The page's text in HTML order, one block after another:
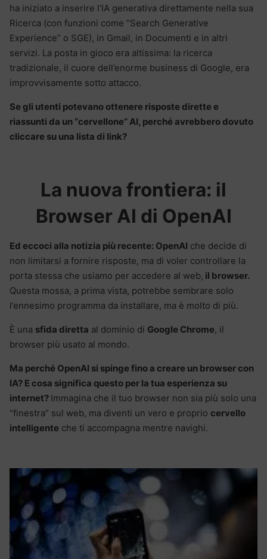
ha iniziato a inserire l’IA generativa direttamente nella sua
Ricerca (con funzioni come “Search Generative
Experience” o SGE), in Gmail, in Documenti e in altri
servizi. La posta in gioco era altissima: la ricerca
tradizionale, il cuore dell’enorme business di Google, era
improvvisamente sotto attacco.
Se gli utenti potevano ottenere risposte dirette e
riassunti da un “cervellone” AI, perché avrebbero dovuto
cliccare su una lista di link?
La nuova frontiera: il
Browser AI di OpenAI
Ed eccoci alla notizia più recente: OpenAI che decide di
non limitarsi a fornire risposte, ma di voler controllare la
porta stessa che usiamo per accedere al web, il browser.
Questa mossa, a prima vista, potrebbe sembrare solo
l’ennesimo programma da installare, ma è molto di più.
È una sfida diretta al dominio di Google Chrome, il
browser più usato al mondo.
Ma perché OpenAI si spinge fino a creare un browser con
IA? E cosa significa questo per la tua esperienza su
internet? Immagina che il tuo browser non sia più solo una
“finestra” sul web, ma diventi un vero e proprio cervello
intelligente che ti accompagna mentre navighi.